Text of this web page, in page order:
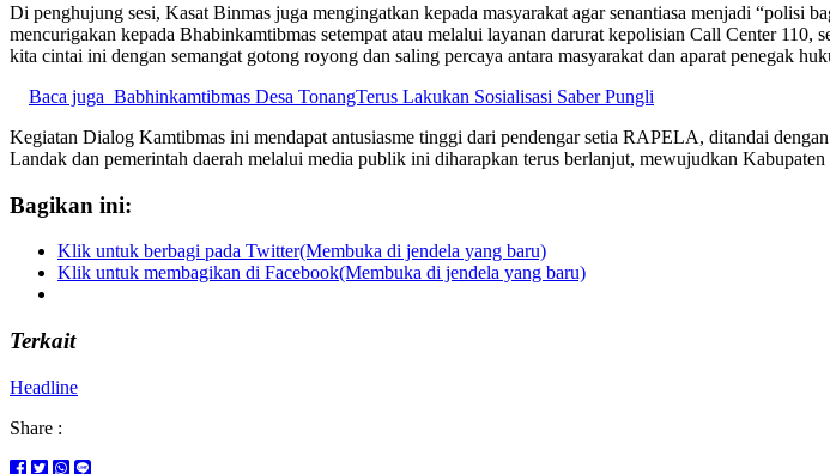
Di penghujung sesi, Kasat Binmas juga mengingatkan kepada masyarakat agar senantiasa menjadi
mencurigakan kepada Bhabinkamtibmas setempat atau melalui layanan darurat kepolisian Call Center
kita cintai ini dengan semangat gotong royong dan saling percaya antara masyarakat dan aparat penegak
Baca juga Babhinkamtibmas Desa TonangTerus Lakukan Sosialisasi Saber Pungli
Kegiatan Dialog Kamtibmas ini mendapat antusiasme tinggi dari pendengar setia RAPELA, ditandai
Landak dan pemerintah daerah melalui media publik ini diharapkan terus berlanjut, mewujudkan
Bagikan ini:
Klik untuk berbagi pada Twitter(Membuka di jendela yang baru)
Klik untuk membagikan di Facebook(Membuka di jendela yang baru)
Terkait
Headline
Share :